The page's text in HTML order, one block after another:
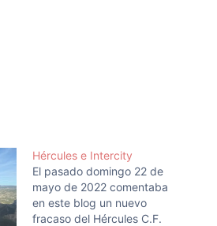
Hércules e Intercity
El pasado domingo 22 de
mayo de 2022 comentaba
en este blog un nuevo
fracaso del Hércules C.F.